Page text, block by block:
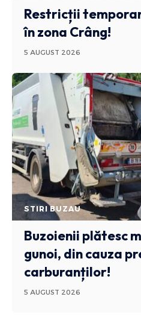
Restricții
în zona Crâng!
5 AUGUST 2026
STIRI BUZAU
Buzoienii plătesc
gunoi, din cauza
carburanților!
5 AUGUST 2026